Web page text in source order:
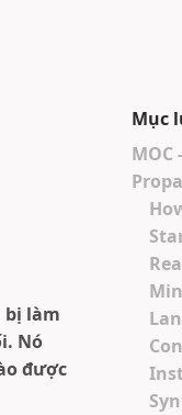
bị làm
Nó
được
Mục
MOC